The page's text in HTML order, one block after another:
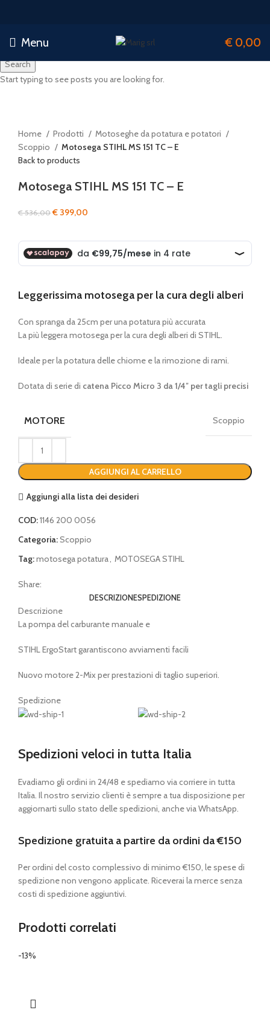
Menu € 0,00
Home
Prodotti
Motoseghe da potatura e potatori
Scoppio
Motosega STIHL MS 151 TC – E
Back to products
Motosega STIHL MS 151 TC – E
€536,00Il
era:
€ 536,00.
€ 399,00
è:
€ 399,00.
Leggerissima motosega per la cura degli alberi
Con spranga da 25cm per una potatura più accurata
La più leggera motosega per la cura degli alberi di STIHL.
Ideale per la potatura delle chiome e la rimozione di rami.
Dotata di serie di catena Picco Micro 3 da 1/4″ per tagli precisi
MOTORE Scoppio
AGGIUNGI AL CARRELLO
Aggiungi alla lista dei desideri
COD:1146 200 0056
Categoria:Scoppio
Tag:motosega potatura MOTOSEGA STIHL
Share:
DESCRIZIONESPEDIZIONE
Descrizione
La pompa del carburante manuale e
STIHL ErgoStart garantiscono avviamenti facili
Nuovo motore 2-Mix per prestazioni di taglio superiori.
Spedizione
Spedizioni veloci in tutta Italia
Evadiamo gli ordini in 24/48 e spediamo via corriere in tutta
Italia. Il nostro servizio clienti è sempre a tua disposizione per
aggiornarti sullo stato delle spedizioni, anche via WhatsApp.
Spedizione gratuita a partire da ordini da €150
Per ordini del costo complessivo di minimo €150, le spese di
spedizione non vengono applicate. Riceverai la merce senza
costi di spedizione aggiuntivi.
Prodotti correlati
-13%
Search
Start typing to see posts you are looking for.